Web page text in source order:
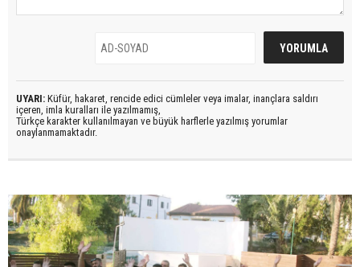
UYARI: Küfür, hakaret, rencide edici cümleler veya imalar, inançlara saldırı
içeren, imla kuralları ile yazılmamış,
Türkçe karakter kullanılmayan ve büyük harflerle yazılmış yorumlar
onaylanmamaktadır.